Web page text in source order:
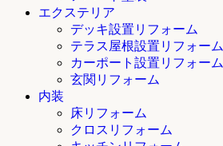
エクステリア
デッキ設置リフォーム
テラス屋根設置リフォーム
カーポート設置リフォーム
玄関リフォーム
内装
床リフォーム
クロスリフォーム